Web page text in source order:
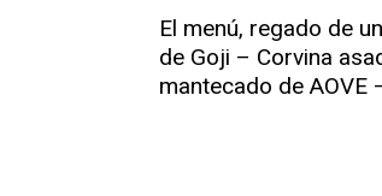
El menú, regado de
de Goji – Corvina
mantecado de